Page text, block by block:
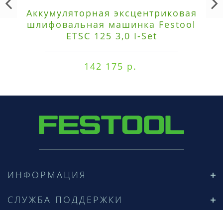
Аккумуляторная эксцентриковая
шлифовальная машинка Festool
ETSC 125 3,0 I-Set
142 175 р.
ИНФОРМАЦИЯ
СЛУЖБА ПОДДЕРЖКИ